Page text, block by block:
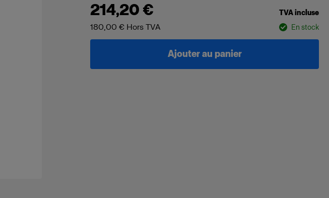
214,20 € TVA incluse
180,00 € Hors TVA En stock
Ajouter au panier